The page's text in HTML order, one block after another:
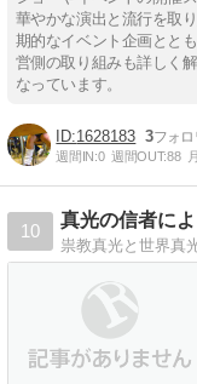
華やかな演出と流行を取
期的なイベント企画とと
営側の取り組みも詳しく
なっています。
1628183 3
週間IN:0 週間OUT:88
10